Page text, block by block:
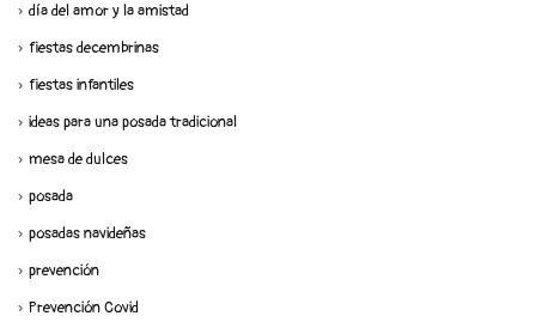
día del amor y la amistad
fiestas decembrinas
fiestas infantiles
ideas para una posada tradicional
mesa de dulces
posada
posadas navideñas
prevención
Prevención Covid